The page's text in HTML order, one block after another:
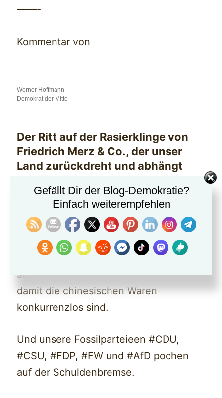
——-
Kommentar von
Werner Hoffmann
Demokrat der Mitte
Der Ritt auf der Rasierklinge von
Friedrich Merz & Co., der unser
Land zurückdreht und abhängt
Die USA führt riesige staatliche
Investitionen über den #Inflation
#Reduction #Act (IRA) durch.
China investiert durch Milliardenpakete
staatliche Subventionen in den Export,
damit die chinesischen Waren
konkurrenzlos sind.
Und unsere Fossilparteieen #CDU,
#CSU, #FDP, #FW und #AfD pochen
auf der Schuldenbremse.
Gefällt Dir der Blog-Demokratie?
Einfach weiterempfehlen